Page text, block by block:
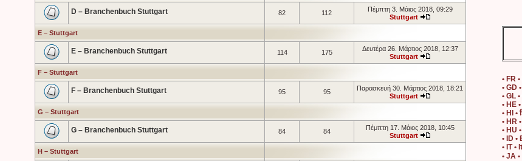
D – Branchenbuch Stuttgart 82 112
Πέμπτη 3. Μάιος 2018, 09:29
Stuttgart
E – Stuttgart
E – Branchenbuch Stuttgart 114 175
Δευτέρα 26. Μάρτιος 2018, 12:37
Stuttgart
F – Stuttgart
F – Branchenbuch Stuttgart 95 95
Παρασκευή 30. Μάρτιος 2018, 18:21
Stuttgart
G – Stuttgart
G – Branchenbuch Stuttgart 84 84
Πέμπτη 17. Μάιος 2018, 10:45
Stuttgart
H – Stuttgart
• FR
• GD
• GL
• HI •
• HR
• HU
• ID
• IT •
• JA